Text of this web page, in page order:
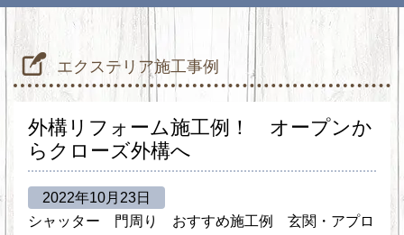
エクステリア施工事例
外構リフォーム施工例！ オープンか
らクローズ外構へ
2022年10月23日
シャッター
門周り おすすめ施工例
玄関・アプロ